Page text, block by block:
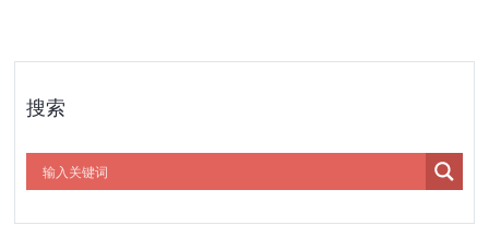
搜索